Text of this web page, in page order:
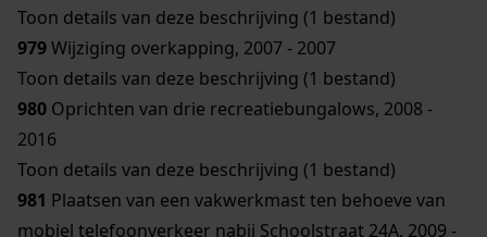
Toon details van deze beschrijving (1 bestand)
979Wijziging overkapping, 2007 - 2007
Toon details van deze beschrijving (1 bestand)
980 Oprichten van drie recreatiebungalows, 2008 -
2016
Toon details van deze beschrijving (1 bestand)
981 Plaatsen van een vakwerkmast ten behoeve van
mobiel telefoonverkeer nabij Schoolstraat 24A, 2009 -